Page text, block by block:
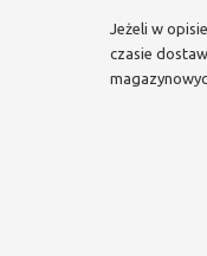
Jeżeli w
czasie